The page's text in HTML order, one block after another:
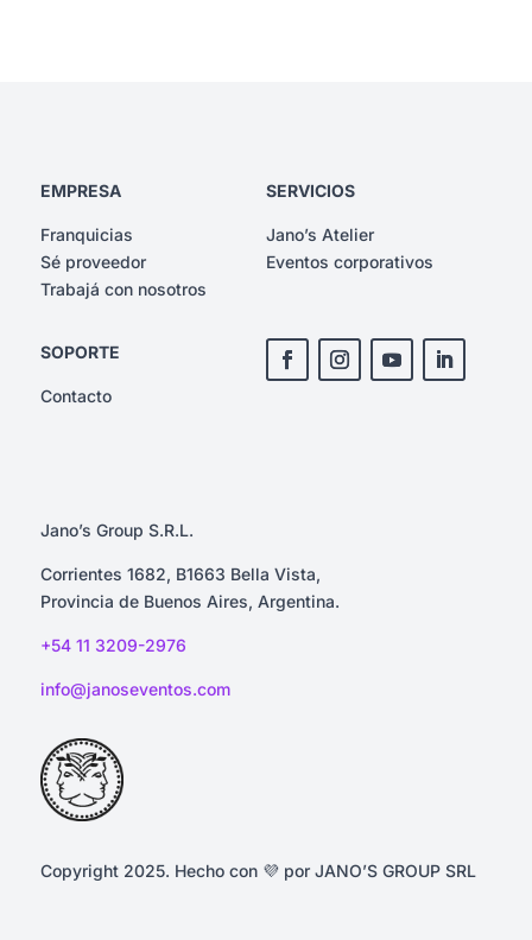
EMPRESA
Franquicias
Sé proveedor
Trabajá con nosotros
SERVICIOS
Jano’s Atelier
Eventos corporativos
SOPORTE
Contacto
Jano’s Group S.R.L.
Corrientes 1682, B1663 Bella Vista,
Provincia de Buenos Aires, Argentina.
+54 11 3209-2976
info@janoseventos.com
Copyright 2025. Hecho con 💜por JANO’S GROUP SRL